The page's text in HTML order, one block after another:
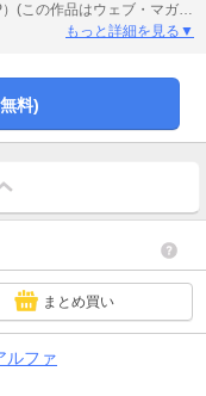
(この作品はウェブ・マガジ
入にご注意ください。)
もっと詳細を見る▼
料)
まとめ買い
ファ